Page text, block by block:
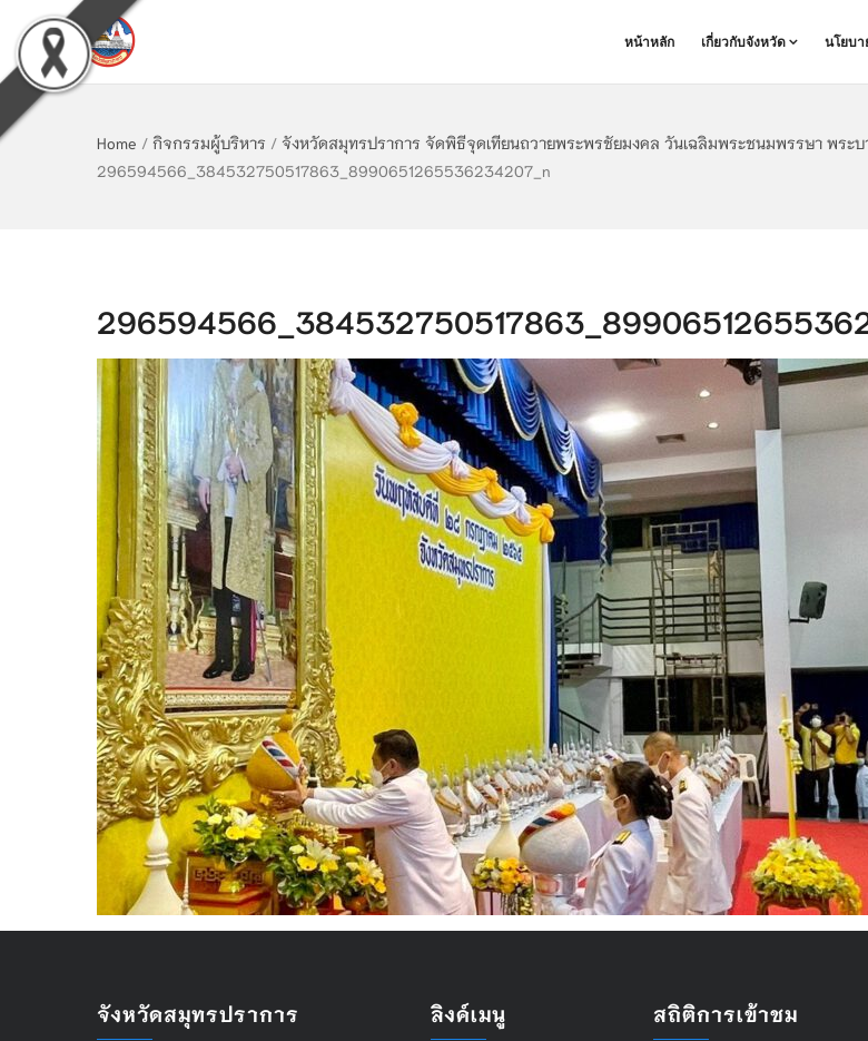
หน้าหลัก เกี่ยวกับจังหวัด นโยบ
Home / กิจกรรมผู้บริหาร / จังหวัดสมุทรปราการ จัดพิธีจุดเทียนถวายพระพรชัยมงคล วันเฉลิมพระชนมพรรษา พระบ
296594566_384532750517863_8990651265536234207_n
จังหวัดสมุทรปราการ ลิงค์เมนู สถิติการเข้าชม